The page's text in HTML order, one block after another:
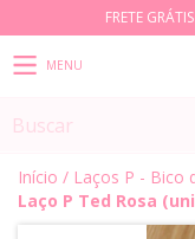
FRETE
MENU
Início / Laços P - Bico
Laço P Ted Rosa